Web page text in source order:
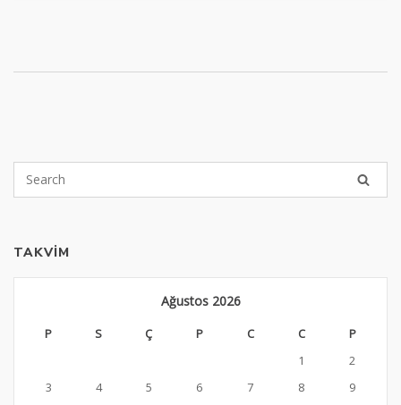
TAKVIM
Ağustos 2026
P S Ç P C C
P
1
2
3
4 5 6 7 8
9